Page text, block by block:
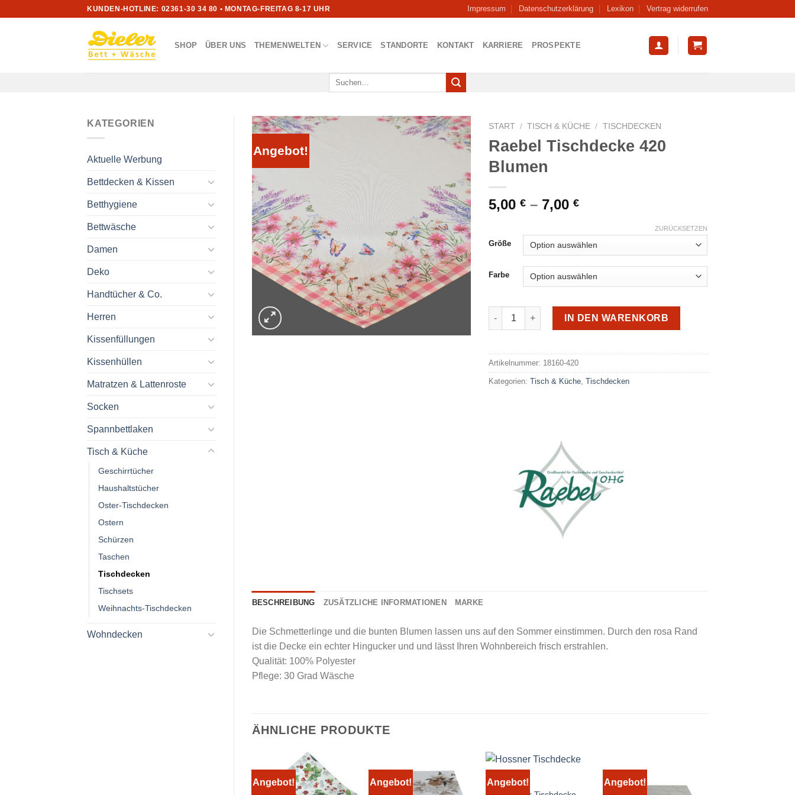
KUNDEN-HOTLINE: 02361-30 34 80 • MONTAG-FREITAG 8-17 UHR Impressum Datenschutzerklärung Lexikon Vertrag widerrufen
SHOP ÜBER UNS THEMENWELTEN SERVICE STANDORTE KONTAKT KARRIERE PROSPEKTE
Suchen
KATEGORIEN
Aktuelle Werbung
Bettdecken & Kissen
Betthygiene
Bettwäsche
Damen
Deko
Handtücher & Co.
Herren
Kissenfüllungen
Kissenhüllen
Matratzen & Lattenroste
Socken
Spannbettlaken
Tisch & Küche
Geschirrtücher
Haushaltstücher
Oster-Tischdecken
Ostern
Schürzen
Taschen
Tischdecken
Tischsets
Weihnachts-Tischdecken
Wohndecken
Angebot!
START / TISCH & KÜCHE / TISCHDECKEN
Raebel Tischdecke 420
Blumen
5,00€ – 7,00€
Größe
Farbe
ZURÜCKSETZEN
Raebel Tischdecke 420 Blumen Menge
IN DEN WARENKORB
Artikelnummer: 18160-420
Kategorien:Tisch & Küche ,Tischdecken
BESCHREIBUNG ZUSÄTZLICHE INFORMATIONEN MARKE
Die Schmetterlinge und die bunten Blumen lassen uns auf den Sommer einstimmen. Durch den rosa Rand
ist die Decke ein echter Hingucker und und lässt Ihren Wohnbereich frisch erstrahlen.
Qualität: 100% Polyester
Pflege: 30 Grad Wäsche
ÄHNLICHE PRODUKTE
Angebot! Angebot! Angebot! Angebot!